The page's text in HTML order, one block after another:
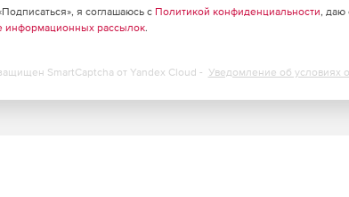
я соглашаюсь с Политикой конфиденциальности, даю
информационных рассылок.
SmartCaptcha от Yandex Cloud - Уведомление об условиях